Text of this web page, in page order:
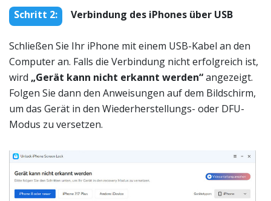
Schritt 2: Verbindung des iPhones über USB
Schließen Sie Ihr iPhone mit einem USB-Kabel an den
Computer an. Falls die Verbindung nicht erfolgreich ist,
wird „Gerät kann nicht erkannt werden“angezeigt.
Folgen Sie dann den Anweisungen auf dem Bildschirm,
um das Gerät in den Wiederherstellungs- oder DFU-
Modus zu versetzen.